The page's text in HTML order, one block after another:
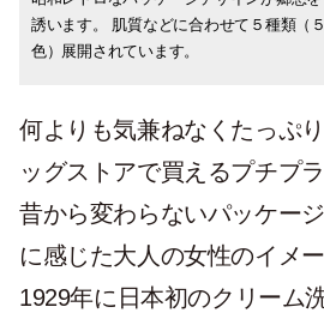
誘います。 肌質などに合わせて５種類（５
色）展開されています。
ありますが、中蓋を押して出すタイプなの
で取る時に調整できます。
にするブラックパール。 娘はチューブタイ
プの海泥スムースを愛用しています。
何よりも気兼ねなくたっぷ
ッグストアで買えるプチプ
昔から変わらないパッケー
に感じた大人の女性のイメ
1929年に日本初のクリーム